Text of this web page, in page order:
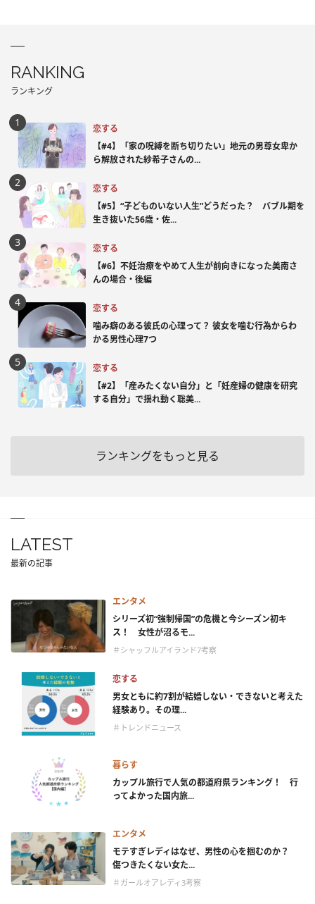
RANKING
ランキング
恋する
【#4】「家の呪縛を断ち切りたい」地元の男尊女卑か
ら解放された紗希子さんの...
恋する
【#5】“子どものいない人生”どうだった？ バブル期を
生き抜いた56歳・佐...
恋する
【#6】不妊治療をやめて人生が前向きになった美南さ
んの場合・後編
恋する
噛み癖のある彼氏の心理って？ 彼女を噛む行為からわ
かる男性心理7つ
恋する
【#2】「産みたくない自分」と「妊産婦の健康を研究
する自分」で揺れ動く聡美...
ランキングをもっと見る
LATEST
最新の記事
エンタメ
シリーズ初“強制帰国”の危機と今シーズン初キ
ス！ 女性が沼るモ...
＃シャッフルアイランド7考察
恋する
男女ともに約7割が結婚しない・できないと考えた
経験あり。その理...
＃トレンドニュース
暮らす
カップル旅行で人気の都道府県ランキング！ 行
ってよかった国内旅...
エンタメ
モテすぎレディはなぜ、男性の心を掴むのか？
傷つきたくない女た...
＃ガールオアレディ3考察